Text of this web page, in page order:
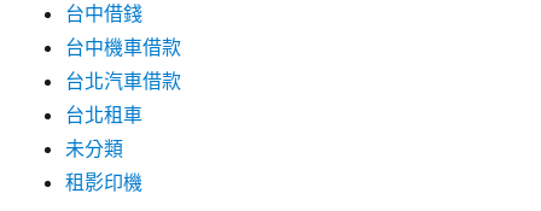
台中借錢
台中機車借款
台北汽車借款
台北租車
未分類
租影印機